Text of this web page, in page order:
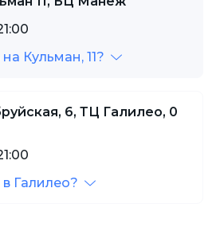
Кульман, 11?
6, ТЦ Галилео, 0
в Галилео?